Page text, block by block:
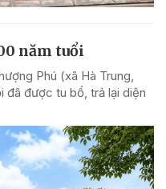
năm tuổi
Phú (xã Hà Trung,
đã được tu bổ, trả lại diện